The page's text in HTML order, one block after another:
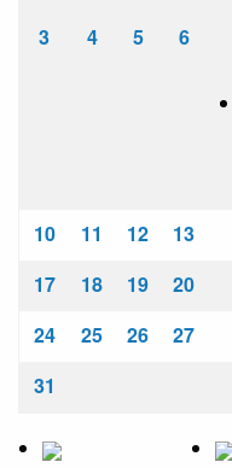
3 4 5 6
10 11 12 13
17
18 19 20
24
25 26 27
31